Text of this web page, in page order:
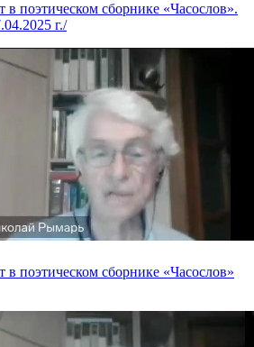
в поэтическом сборнике «Часослов».
г./
в поэтическом сборнике «Часослов»